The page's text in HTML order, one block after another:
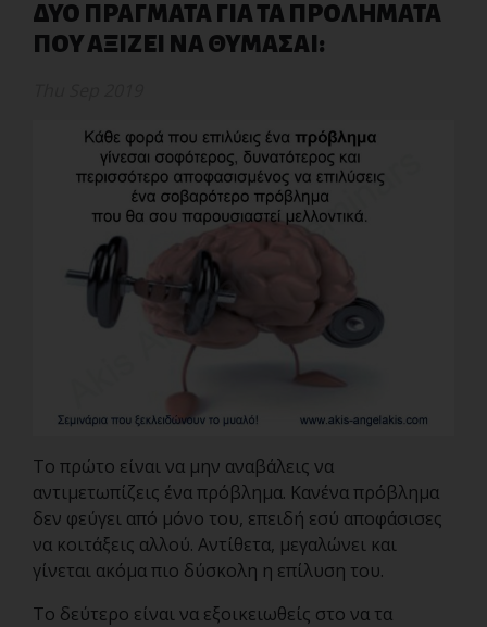
ΔΥΟ ΠΡΑΓΜΑΤΑ ΓΙΑ ΤΑ ΠΡΟΛΗΜΑΤΑ
ΠΟΥ ΑΞΙΖΕΙ ΝΑ ΘΥΜΑΣΑΙ:
Το πρώτο είναι να μην αναβάλεις να
αντιμετωπίζεις ένα πρόβλημα. Κανένα πρόβλημα
δεν φεύγει από μόνο του, επειδή εσύ αποφάσισες
να κοιτάξεις αλλού. Αντίθετα, μεγαλώνει και
γίνεται ακόμα πιο δύσκολη η επίλυση του.
Το δεύτερο είναι να εξοικειωθείς στο να τα